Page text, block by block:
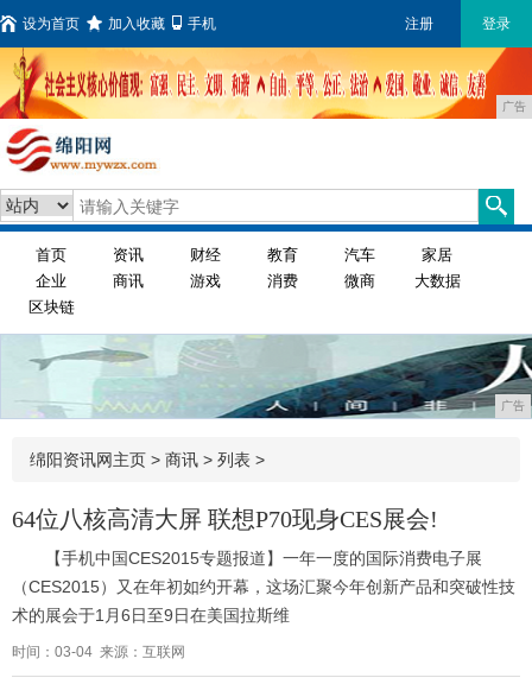
设为首页 加入收藏 手机 注册 登录
广告
首页 资讯 财经 教育 汽车
家居
企业
商讯 游戏 消费 微商
大数据
区块链
广告
绵阳资讯网主页 > 商讯 > 列表 >
64位八核高清大屏 联想P70现身CES展会!
【手机中国CES2015专题报道】一年一度的国际消费电子展
（CES2015）又在年初如约开幕，这场汇聚今年创新产品和突破性技
术的展会于1月6日至9日在美国拉斯维
时间：03-04 来源：互联网